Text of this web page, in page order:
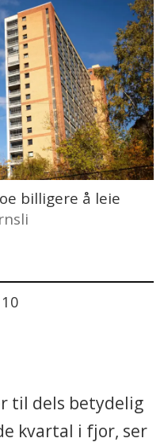
billigere å leie
til dels betydelig
kvartal i fjor, ser